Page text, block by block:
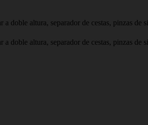
doble altura, separador de cestas, pinzas
doble altura, separador de cestas, pinzas